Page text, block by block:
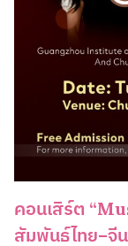
คอนเสิร์ต
สัมพันธ์ไทย–จี